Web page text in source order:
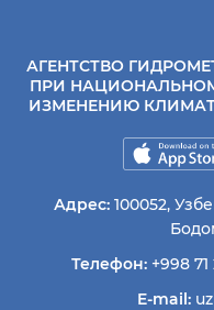
АГЕНТСТВО
ПРИ
ИЗМЕНЕНИЮ
Адрес: 100052,
Телефон: +998 71
E-mail: